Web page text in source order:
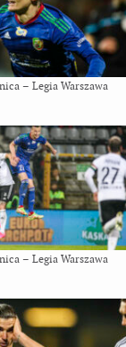
– Legia Warszawa
– Legia Warszawa